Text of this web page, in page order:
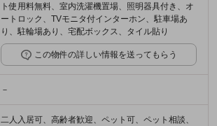
ト使用料無料、室内洗濯機置場、照明器具付き、オ
ートロック、TVモニタ付インターホン、駐車場あ
り、駐輪場あり、宅配ボックス、タイル貼り
この物件の詳しい情報を送ってもらう
－
二人入居可、高齢者歓迎、ペット可、ペット相談、